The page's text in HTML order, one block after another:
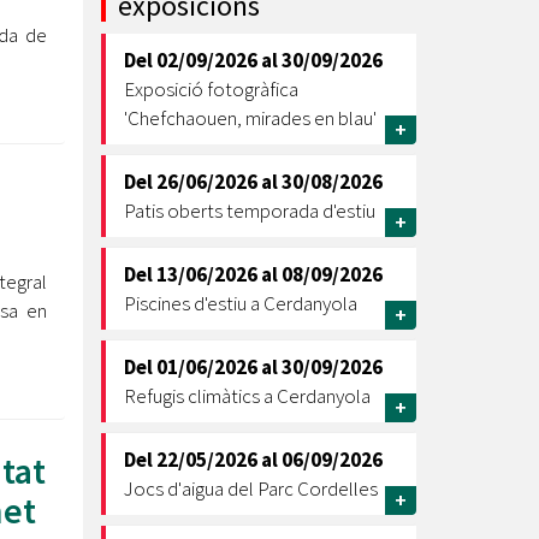
Ètica i Integritat
Retiment de Comptes
Dades Obertes
Catàleg de Serveis i Tràmits
Equipaments
Mercats Municipals
Webs Municipals
de
en
Del02/09/2026al30/09/2026
Exposició fotogràfica
'Chefchaouen, mirades en blau'
+
Del26/06/2026al30/08/2026
Patis oberts temporada d'estiu
+
Del13/06/2026al08/09/2026
Piscines d'estiu a Cerdanyola
+
Del01/06/2026al30/09/2026
Refugis climàtics a Cerdanyola
+
Del22/05/2026al06/09/2026
Jocs d'aigua del Parc Cordelles
+